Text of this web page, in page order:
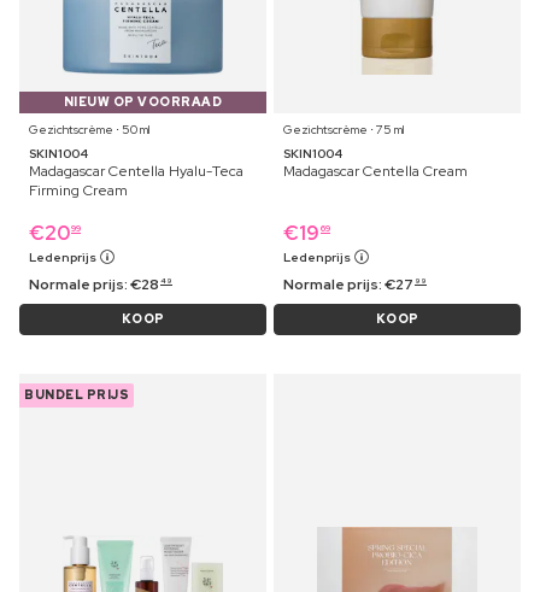
NIEUW OP VOORRAAD
Gezichtscrème ⋅ 50 ml
SKIN1004
Madagascar Centella Hyalu-Teca
Firming Cream
€2099
Ledenprijs
Normale prijs:€28 49
KOOP
Gezichtscrème ⋅ 75 ml
SKIN1004
Madagascar Centella Cream
€19 69
Ledenprijs
Normale prijs:€27 99
KOOP
BUNDEL PRIJS